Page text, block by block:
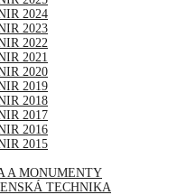
2024
2023
2022
2021
2020
2019
2018
2017
2016
2015
A MONUMENTY
TECHNIKA